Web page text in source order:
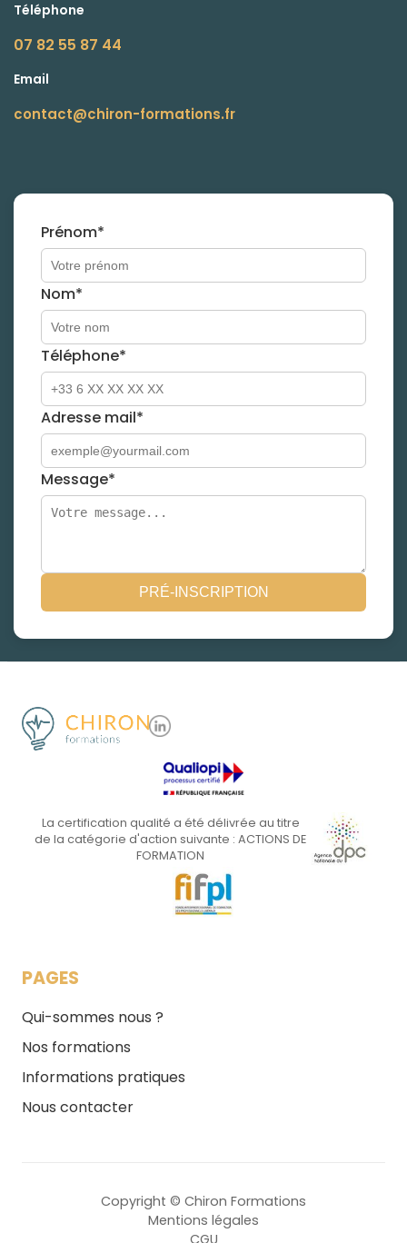
Téléphone
07 82 55 87 44
Email
contact@chiron-formations.fr
Prénom*
Nom*
Téléphone*
Adresse mail*
Message*
PRÉ-INSCRIPTION
La certification qualité a été délivrée au titre
de la catégorie d'action suivante : ACTIONS DE
FORMATION
PAGES
Qui-sommes nous ?
Nos formations
Informations pratiques
Nous contacter
Copyright © Chiron Formations
Mentions légales